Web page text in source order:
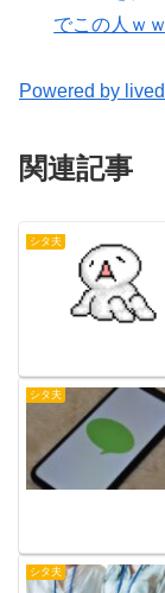
でこの人ｗ
Powered by
関連記事
シタ夫
シタ夫
シタ夫